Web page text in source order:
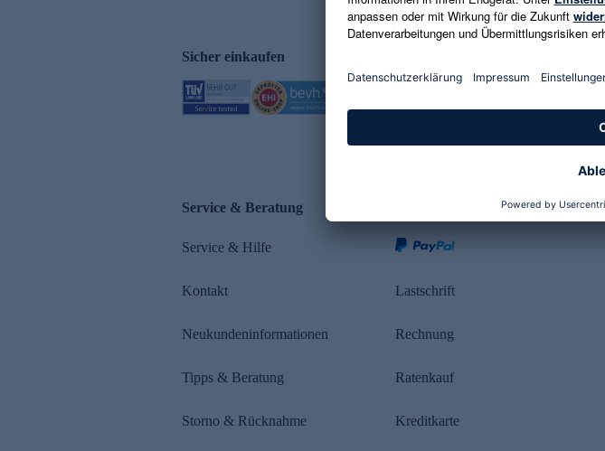
Sicher einkaufen
Service & Beratung
Service & Hilfe
Kontakt
Neukundeninformationen
Tipps & Beratung
Storno & Rücknahme
Lastschrift
Rechnung
Ratenkauf
Kreditkarte